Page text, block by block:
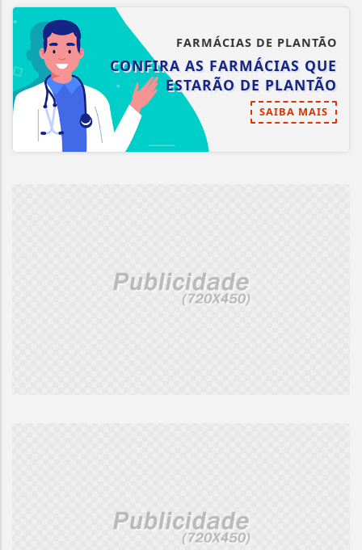
FARMÁCIAS DE PLANTÃO
CONFIRA AS FARMÁCIAS QUE
ESTARÃO DE PLANTÃO
SAIBA MAIS